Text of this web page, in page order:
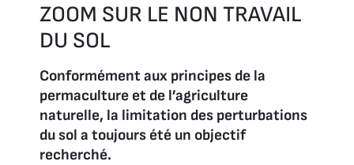
ZOOM SUR LE NON TRAVAIL
DU SOL
Conformément aux principes de la
permaculture et de l’agriculture
naturelle, la limitation des perturbations
du sol a toujours été un objectif
recherché.